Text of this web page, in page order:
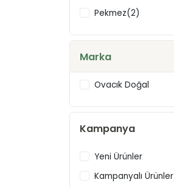
Pekmez(2)
Marka
Ovacık Doğal
Kampanya
Yeni Ürünler
Kampanyalı Ürünler